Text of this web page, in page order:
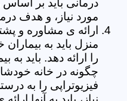
درمانی باید بر
مورد نیاز، و هدف
ارائه ی مشاوره و
منزل باید به
را ارائه دهد. باید
چگونه در خانه
فیزیوتراپی را به